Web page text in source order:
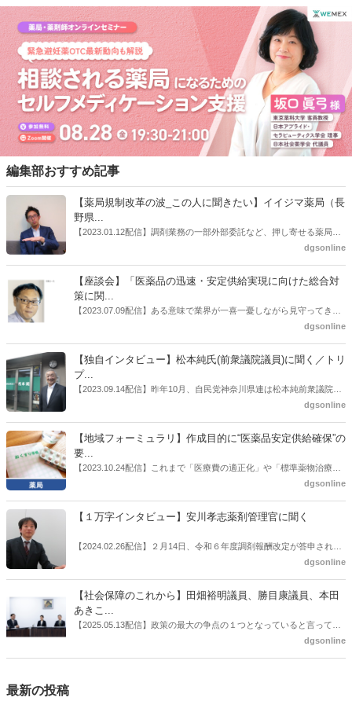
編集部おすすめ記事
【薬局規制改革の波_この人に聞きたい】イイジマ薬局（長
野県...
【2023.01.12配信】調剤業務の一部外部委託など、押し寄せる薬局業
界への規制改革の波。この規制改革の波を薬局業界はどう受け止めた
はないだろうか。本紙ではこうした問題について、厚労省「薬局薬剤
師の業務及び薬局の機能に関するワーキンググループ」に参考人とし
ても出席していたイイジマ薬局（長野県上田市）開設者である飯島裕
dgsonline
【座談会】「医薬品の迅速・安定供給実現に向けた総合対
策に関...
【2023.07.09配信】ある意味で業界が一喜一憂しながら見守ってきた
厚労省「医薬品の迅速・安定供給実現に向けた総合対策に関する有識
書がとりまとめられた。ドラビズon-lineでは検討会を総括する目的で
厚労省医政局医薬産業振興・医療情報企画課長（医薬産業振興・医療
情報企画課セルフケア・セルフメディケーション推進室長併任）安藤
公一氏や青山学院大学名誉教授の三村優美子氏、 日本保険薬局協会医
dgsonline
【独自インタビュー】松本純氏(前衆議院議員)に聞く／トリ
プ...
【2023.09.14配信】昨年10月、自民党神奈川県連は松本純前衆議院議
員を「自民党神奈川1区」（横浜市中区・磯子区・金沢区）の支部長
候補の前提となるもの。薬剤師に関わる政策に広く・深く関わってき
た同氏の復活に向けた薬剤師業界の期待には熱いものがある。不透明
感の払拭できない医療・介護・障害者サービスのトリプル改定等へ
の、薬剤師業界の強い危機感の裏返しといってもいいだろう。本稿で
dgsonline
【地域フォーミュラリ】作成目的に“医薬品安定供給確保”の
要...
【2023.10.24配信】これまで「医療費の適正化」や「標準薬物治療の
推進」などが目的とされることが多かった地域フォーミュラリの作
た。医薬品の安定供給確保だ。10月22日に開かれた「日本フォーミュ
飯田市）は、会員薬局から安定供給確保への強い要望があったことを
受け、安定供給確保が見込めるPPI３成分について銘柄を含めて選定
dgsonline
【１万字インタビュー】安川孝志薬剤管理官に聞く
【2024.02.26配信】２月14日、令和６年度調剤報酬改定が答申され
た。本紙では、厚生労働省保険局医療課・薬剤管理官の安川孝志氏
dgsonline
【社会保障のこれから】田畑裕明議員、勝目康議員、本田
あきこ...
【2025.05.13配信】政策の最大の争点の１つとなっていると言っても
よいのが社会保障のこれからのあり方だ。特に与党では、政府関係者
dgsonline
最新の投稿